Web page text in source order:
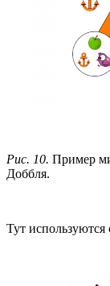
Рис. 10. Пример
Доббля.
Тут